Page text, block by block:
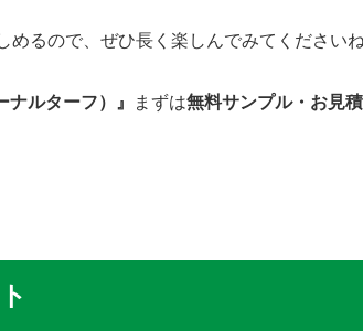
るので、ぜひ長く楽しんでみてくださいね
ルターフ）』 まずは無料サンプル・お見